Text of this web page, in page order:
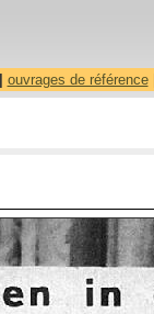
ouvrages de référence|